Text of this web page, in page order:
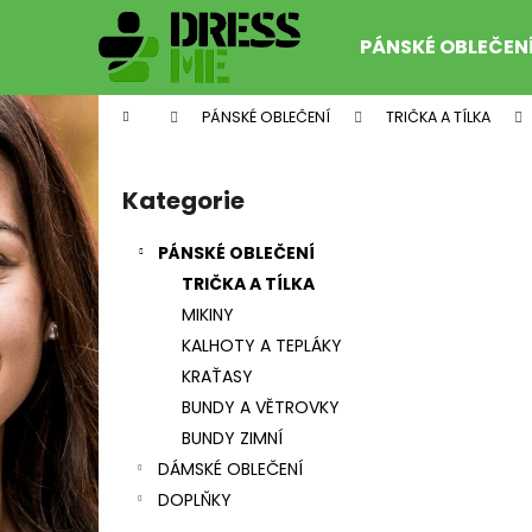
PÁNSKÉ
Domů PÁNSKÉ OBLEČENÍ TRIČKA A TÍLKA
t
r
a
n
n
í
p
a
n
Přeskočit
kategorie
Kategorie
PÁNSKÉ OBLEČENÍ
TRIČKA A TÍLKA
MIKINY
KALHOTY A TEPLÁKY
KRAŤASY
BUNDY A VĚTROVKY
BUNDY ZIMNÍ
DÁMSKÉ OBLEČENÍ
DOPLŇKY
í
k
Zpět
do
obchodu
Zpět
do
obchodu
KŠILTOVKA HORSEFEATHERS BUNK NAVY
399 Kč
Původně:649 Kč